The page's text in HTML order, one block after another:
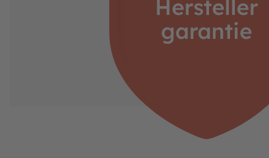
BERG Toys B.V.
Stevinlaan 2
6717 WB Ede
Niederlande
Telefon: +31 318 46 71 71
E-Mail: info@bergtoys.com
Vertreten durch: Henk van den Berg
Niederländische USt ID: NL806218290B01
Nummer der niederländischen
Hersteller
garantie